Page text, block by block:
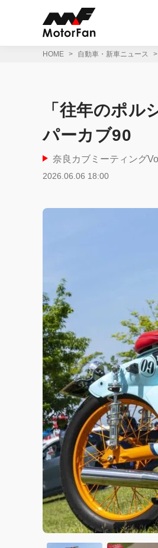
HOME 自動車・新車ニュース
「往年のポ
パーカブ90
奈良カブミーティング
2026.06.06 18:00